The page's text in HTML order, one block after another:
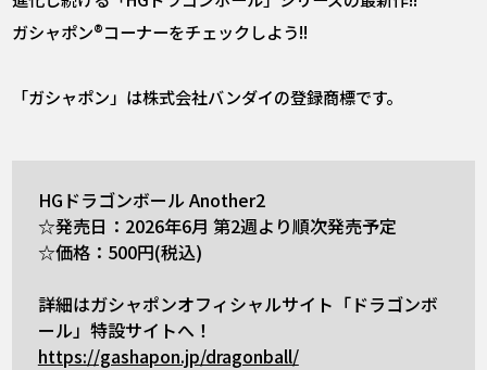
ガシャポン®コーナーをチェックしよう!!
「ガシャポン」は株式会社バンダイの登録商標です。
HGドラゴンボール Another2
☆発売日：2026年6月 第2週より順次発売予定
☆価格：500円(税込)
詳細はガシャポンオフィシャルサイト「ドラゴンボ
ール」特設サイトへ！
https://gashapon.jp/dragonball/